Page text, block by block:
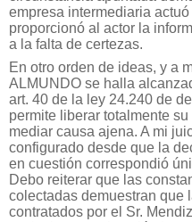
empresa intermediaria
proporcionó al actor la
a la falta de certezas.
En otro orden de ideas, y a
ALMUNDO se halla
art. 40 de la ley 24.240 de
permite liberar totalmente
mediar causa ajena. A mi
configurado desde que la
en cuestión correspondió
Debo reiterar que las
colectadas demuestran que
contratados por el Sr.